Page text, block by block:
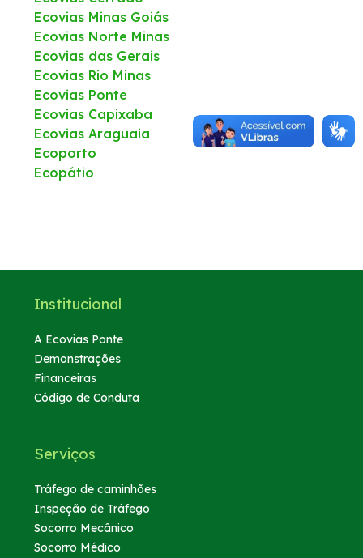
Dúvidas
Fornecedores
Trabalhe Conosco
Estatísticas de tráfego e acidentes
Ecovias Minas Goiás
Ecovias Norte Minas
Ecovias das Gerais
Ecovias Rio Minas
Ecovias Ponte
Ecovias Capixaba
Ecovias Araguaia
Ecoporto
Ecopátio
Institucional
A Ecovias Ponte
Demonstrações
Financeiras
Código de Conduta
Serviços
Tráfego de caminhões
Inspeção de Tráfego
Socorro Mecânico
Socorro Médico